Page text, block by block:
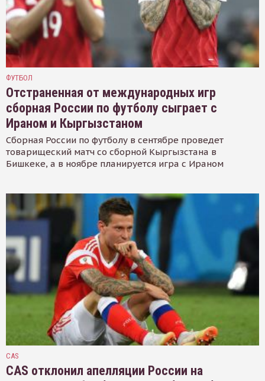
ФУТБОЛ
Отстраненная от международных игр
сборная России по футболу сыграет с
Ираном и Кыргызстаном
Сборная России по футболу в сентябре проведет
товарищеский матч со сборной Кыргызстана в
Бишкеке, а в ноябре планируется игра с Ираном
CAS
CAS отклонил апелляции России на